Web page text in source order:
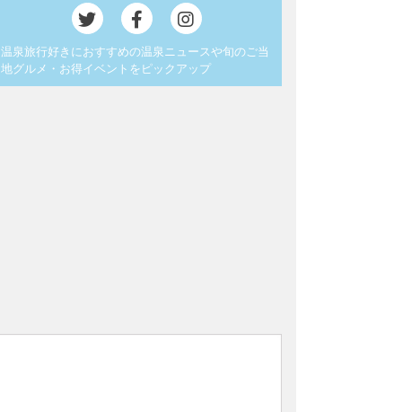
温泉旅行好きにおすすめの温泉ニュースや旬のご当
地グルメ・お得イベントをピックアップ